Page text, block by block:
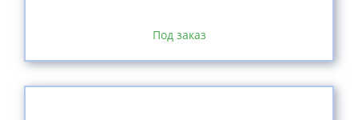
Под заказ